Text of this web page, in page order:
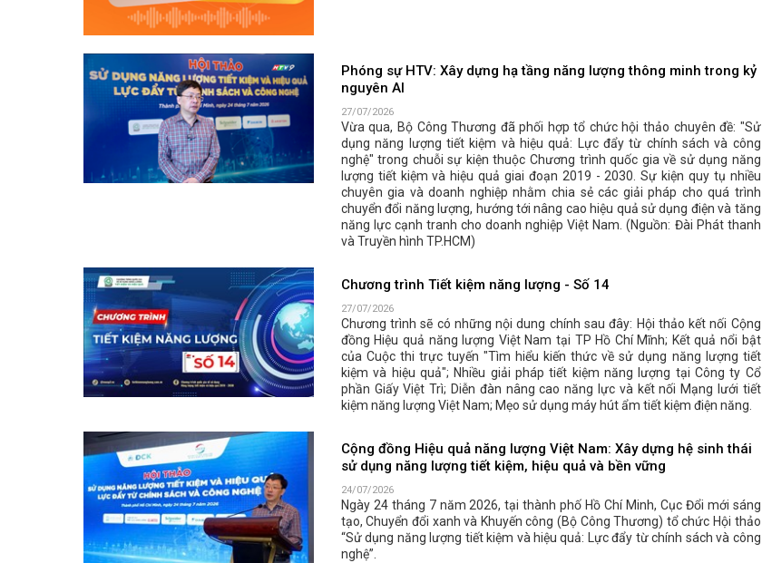
Phóng sự HTV: Xây dựng hạ tầng năng lượng thông minh trong kỷ
nguyên AI
27/07/2026
Vừa qua, Bộ Công Thương đã phối hợp tổ chức hội thảo chuyên đề: "Sử
dụng năng lượng tiết kiệm và hiệu quả: Lực đẩy từ chính sách và công
nghệ" trong chuỗi sự kiện thuộc Chương trình quốc gia về sử dụng năng
lượng tiết kiệm và hiệu quả giai đoạn 2019 - 2030. Sự kiện quy tụ nhiều
chuyên gia và doanh nghiệp nhằm chia sẻ các giải pháp cho quá trình
chuyển đổi năng lượng, hướng tới nâng cao hiệu quả sử dụng điện và tăng
năng lực cạnh tranh cho doanh nghiệp Việt Nam. (Nguồn: Đài Phát thanh
và Truyền hình TP.HCM)
Chương trình Tiết kiệm năng lượng - Số 14
27/07/2026
Chương trình sẽ có những nội dung chính sau đây: Hội thảo kết nối Cộng
đồng Hiệu quả năng lượng Việt Nam tại TP Hồ Chí Mĩnh; Kết quả nổi bật
của Cuộc thi trực tuyến "Tìm hiểu kiến thức về sử dụng năng lượng tiết
kiệm và hiệu quả"; Nhiều giải pháp tiết kiệm năng lượng tại Công ty Cổ
phần Giấy Việt Trì; Diễn đàn nâng cao năng lực và kết nối Mạng lưới tiết
kiệm năng lượng Việt Nam; Mẹo sử dụng máy hút ẩm tiết kiệm điện năng.
Cộng đồng Hiệu quả năng lượng Việt Nam: Xây dựng hệ sinh thái
sử dụng năng lượng tiết kiệm, hiệu quả và bền vững
24/07/2026
Ngày 24 tháng 7 năm 2026, tại thành phố Hồ Chí Minh, Cục Đổi mới sáng
tạo, Chuyển đổi xanh và Khuyến công (Bộ Công Thương) tổ chức Hội thảo
“Sử dụng năng lượng tiết kiệm và hiệu quả: Lực đẩy từ chính sách và công
nghệ”.